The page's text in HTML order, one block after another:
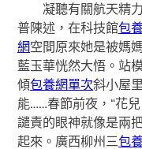
凝聽有關航天精
普陳述，在科技館包
網空間原來她是被媽
藍玉華恍然大悟。站
傾包養網單次斜小屋
能……春節前夜，“花
譴責的眼神就像是兩
起來。廣西柳州三包